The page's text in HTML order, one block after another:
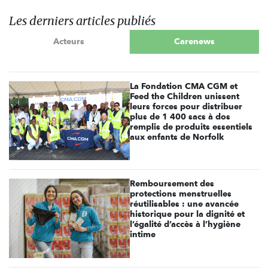
Les derniers articles publiés
Acteurs Carenews
La Fondation CMA CGM et
Feed the Children unissent
leurs forces pour distribuer
plus de 1 400 sacs à dos
remplis de produits essentiels
aux enfants de Norfolk
Remboursement des
protections menstruelles
réutilisables : une avancée
historique pour la dignité et
l’égalité d’accès à l’hygiène
intime